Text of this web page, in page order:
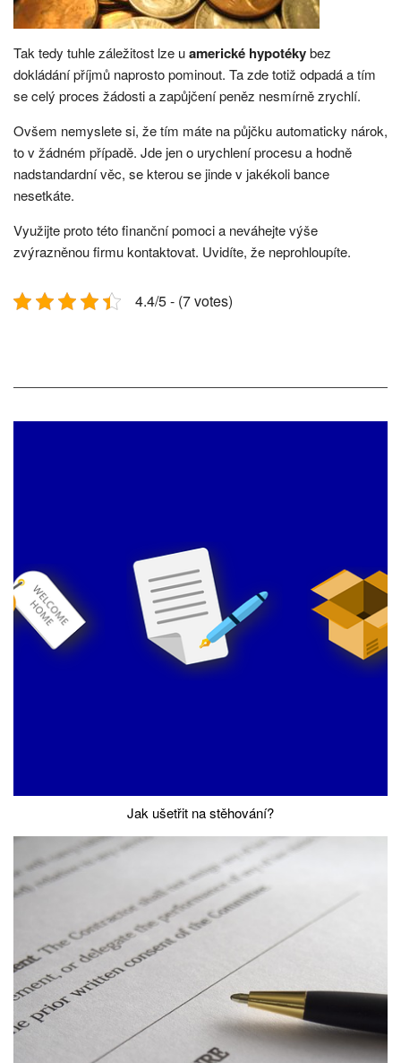
Tak tedy tuhle záležitost lze uamerické hypotékybez
dokládání příjmů naprosto pominout. Ta zde totiž odpadá a tím
se celý proces žádosti a zapůjčení peněz nesmírně zrychlí.
Ovšem nemyslete si, že tím máte na půjčku automaticky nárok,
to v žádném případě. Jde jen o urychlení procesu a hodně
nadstandardní věc, se kterou se jinde v jakékoli bance
nesetkáte.
Využijte proto této finanční pomoci a neváhejte výše
zvýrazněnou firmu kontaktovat. Uvidíte, že neprohloupíte.
4.4/5 - (7 votes)
Jak ušetřit na stěhování?